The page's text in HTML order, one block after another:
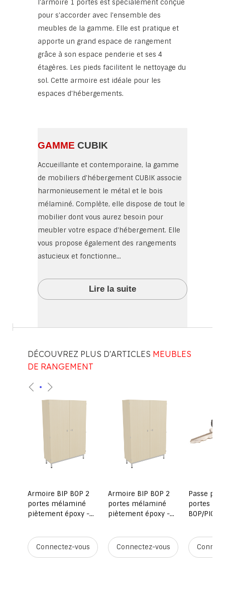
l'armoire 1 portes est spécialement conçue
pour s'accorder avec l'ensemble des
meubles de la gamme. Elle est pratique et
apporte un grand espace de rangement
grâce à son espace penderie et ses 4
étagères. Les pieds facilitent le nettoyage du
sol. Cette armoire est idéale pour les
espaces d'hébergements.
GAMME CUBIK
Accueillante et contemporaine, la gamme
de mobiliers d'hébergement CUBIK associe
harmonieusement le métal et le bois
mélaminé. Complète, elle dispose de tout le
mobilier dont vous aurez besoin pour
meubler votre espace d'hébergement. Elle
vous propose également des rangements
astucieux et fonctionne...
Lire la suite
DÉCOUVREZ PLUS D'ARTICLES MEUBLES
DE RANGEMENT
Armoire BIP BOP 2
portes mélaminé
piètement époxy -
9006Connectez-vous
Armoire BIP BOP 2
portes mélaminé
piètement époxy -
Connectez-vous
Passe
portes
BOP/